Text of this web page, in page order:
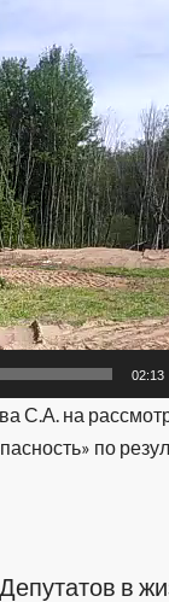
02:13
С.А. на
по
в